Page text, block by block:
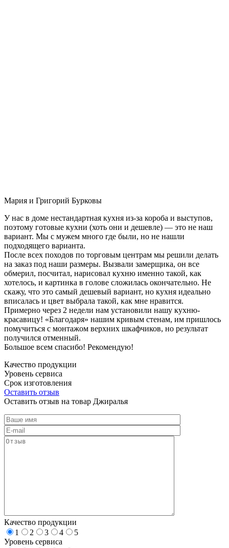
Мария и Григорий Бурковы
У нас в доме нестандартная кухня из-за короба и выступов,
поэтому готовые кухни (хоть они и дешевле) — это не наш
вариант. Мы с мужем много где были, но не нашли
подходящего варианта.
После всех походов по торговым центрам мы решили делать
на заказ под наши размеры. Вызвали замерщика, он все
обмерил, посчитал, нарисовал кухню именно такой, как
хотелось, и картинка в голове сложилась окончательно. Не
скажу, что это самый дешевый вариант, но кухня идеально
вписалась и цвет выбрала такой, как мне нравится.
Примерно через 2 недели нам установили нашу кухню-
красавицу! «Благодаря» нашим кривым стенам, им пришлось
помучиться с монтажом верхних шкафчиков, но результат
получился отменный.
Большое всем спасибо! Рекомендую!
Качество продукции
Уровень сервиса
Срок изготовления
Оставить отзыв
Оставить отзыв на товар Джиралья
Качество продукции
1
2 3 4
5
Уровень сервиса